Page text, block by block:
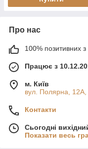
Про нас
100% позитивних з
Працює з
м. Київ
вул. Полярна, 12А,
Контакти
Сьогодні
Показати весь